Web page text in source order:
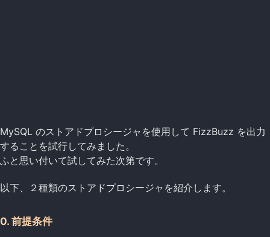
MySQL のストアドプロシージャを使用して FizzBuzz を出力
することを試行してみました。
ふと思い付いて試してみた次第です。
以下、２種類のストアドプロシージャを紹介します。
0. 前提条件